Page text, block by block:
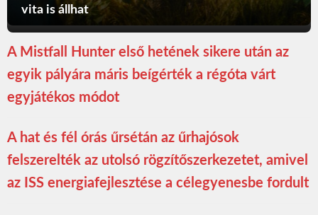
vita is állhat
A Mistfall Hunter első hetének sikere után az
egyik pályára máris beígérték a régóta várt
egyjátékos módot
A hat és fél órás űrsétán az űrhajósok
felszerelték az utolsó rögzítőszerkezetet, amivel
az ISS energiafejlesztése a célegyenesbe fordult